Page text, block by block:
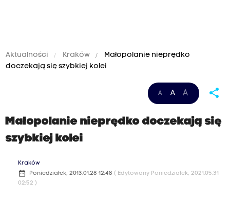
Aktualności Kraków
Małopolanie nieprędko
doczekają się szybkiej kolei
A A A share
Małopolanie nieprędko doczekają się
szybkiej kolei
Kraków
date_range Poniedziałek, 2013.01.28 12:48 ( Edytowany Poniedziałek, 2021.05.31
02:52 )